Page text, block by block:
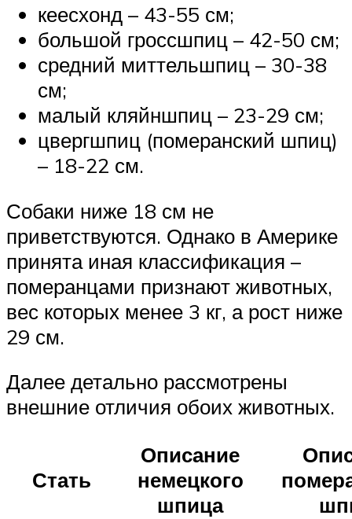
кеесхонд – 43-55 см;
большой гроссшпиц – 42-50 см;
средний миттельшпиц – 30-38
см;
малый кляйншпиц – 23-29 см;
цвергшпиц (померанский шпиц)
– 18-22 см.
Собаки ниже 18 см не
приветствуются. Однако в Америке
принята иная классификация –
померанцами признают животных,
вес которых менее 3 кг, а рост ниже
29 см.
Далее детально рассмотрены
внешние отличия обоих животных.
Стать
Описание
немецкого
шпица